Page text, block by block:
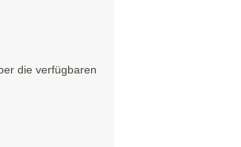
die verfügbaren